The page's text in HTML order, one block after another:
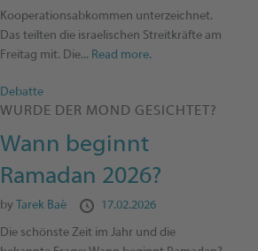
Kooperationsabkommen unterzeichnet.
Das teilten die israelischen Streitkräfte am
Freitag mit. Die... Read more.
Debatte
WURDE DER MOND GESICHTET?
Wann beginnt
Ramadan 2026?
by Tarek Baé 17.02.2026
Die schönste Zeit im Jahr und die